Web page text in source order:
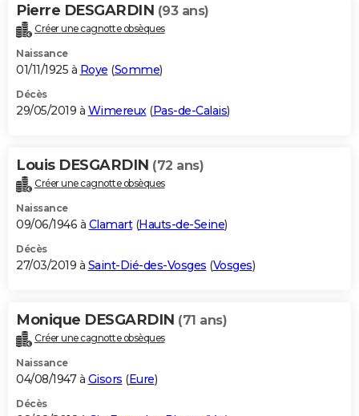
Pierre DESGARDIN (93 ans)
Créer une cagnotte obsèques
Naissance
01/11/1925 à Roye (Somme)
Décès
29/05/2019 à Wimereux(Pas-de-Calais)
Louis DESGARDIN (72 ans)
Créer une cagnotte obsèques
Naissance
09/06/1946 à Clamart(Hauts-de-Seine)
Décès
27/03/2019 à Saint-Dié-des-Vosges (Vosges)
Monique DESGARDIN (71 ans)
Créer une cagnotte obsèques
Naissance
04/08/1947 à Gisors (Eure)
Décès